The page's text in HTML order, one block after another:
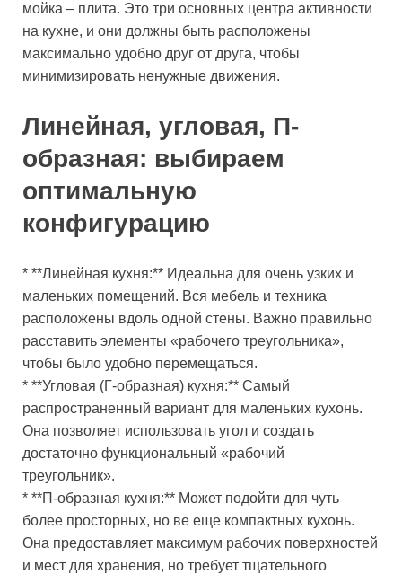
мойка – плита. Это три основных центра активности
на кухне, и они должны быть расположены
максимально удобно друг от друга, чтобы
минимизировать ненужные движения.
Линейная, угловая, П-
образная: выбираем
оптимальную
конфигурацию
* **Линейная кухня:** Идеальна для очень узких и
маленьких помещений. Вся мебель и техника
расположены вдоль одной стены. Важно правильно
расставить элементы «рабочего треугольника»,
чтобы было удобно перемещаться.
* **Угловая (Г-образная) кухня:** Самый
распространенный вариант для маленьких кухонь.
Она позволяет использовать угол и создать
достаточно функциональный «рабочий
треугольник».
* **П-образная кухня:** Может подойти для чуть
более просторных, но ве еще компактных кухонь.
Она предоставляет максимум рабочих поверхностей
и мест для хранения, но требует тщательного